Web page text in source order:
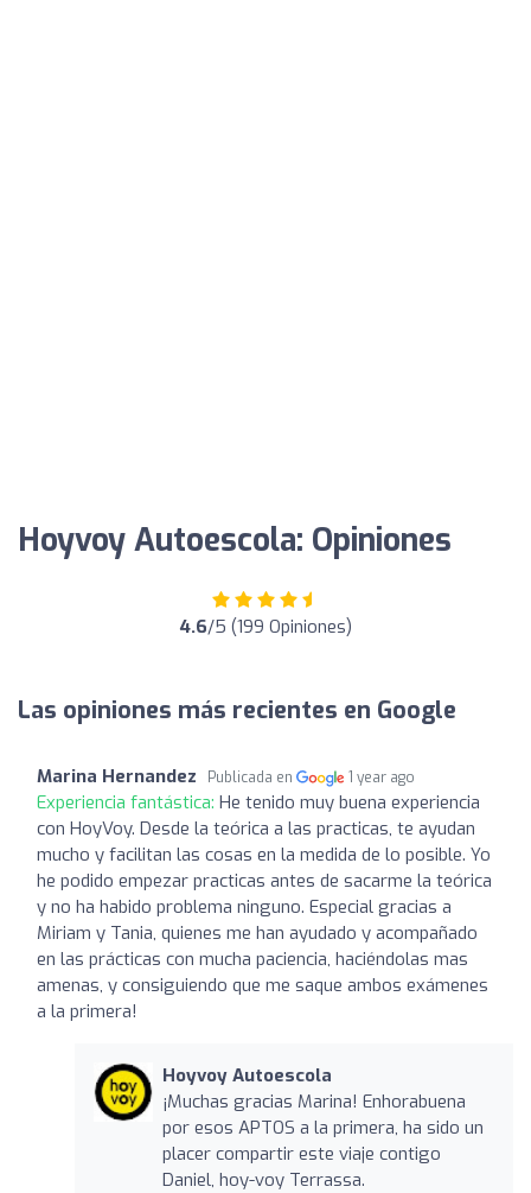
Hoyvoy Autoescola: Opiniones
4.6/5 (199 Opiniones)
Las opiniones más recientes en Google
Marina Hernandez Publicada en 1 year ago
Experiencia fantástica: He tenido muy buena experiencia
con HoyVoy. Desde la teórica a las practicas, te ayudan
mucho y facilitan las cosas en la medida de lo posible. Yo
he podido empezar practicas antes de sacarme la teórica
y no ha habido problema ninguno. Especial gracias a
Miriam y Tania, quienes me han ayudado y acompañado
en las prácticas con mucha paciencia, haciéndolas mas
amenas, y consiguiendo que me saque ambos exámenes
a la primera!
Hoyvoy Autoescola
¡Muchas gracias Marina! Enhorabuena
por esos APTOS a la primera, ha sido un
placer compartir este viaje contigo
Daniel, hoy-voy Terrassa.